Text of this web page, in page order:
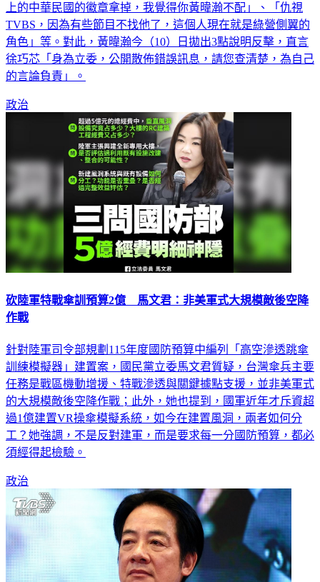
上的中華民國的徽章拿掉，我覺得你黃暐瀚不配」、「仇視
TVBS，因為有些節目不找他了，這個人現在就是綠營側翼的
角色」等。對此，黃暐瀚今（10）日拋出3點說明反擊，直言
徐巧芯「身為立委，公開散佈錯誤訊息，請您查清楚，為自己
的言論負責」。
政治
砍陸軍特戰傘訓預算2億 馬文君：非美軍式大規模敵後空降
作戰
針對陸軍司令部規劃115年度國防預算中編列「高空滲透跳傘
訓練模擬器」建置案，國民黨立委馬文君質疑，台灣傘兵主要
任務是戰區機動增援、特戰滲透與關鍵據點支援，並非美軍式
的大規模敵後空降作戰；此外，她也提到，國軍近年才斥資超
過1億建置VR操傘模擬系統，如今在建置風洞，兩者如何分
工？她強調，不是反對建軍，而是要求每一分國防預算，都必
須經得起檢驗。
政治